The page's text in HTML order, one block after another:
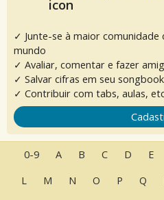
✓ Junte-se à maior comunidade
mundo
✓ Avaliar, comentar e fazer
✓ Salvar cifras em seu songbook
✓ Contribuir com tabs, aulas,
0-9 A B C D E
L
M N O P Q